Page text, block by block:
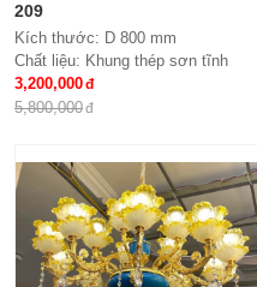
209
Kích thước: D 800 mm
Chất liệu: Khung thép sơn tĩnh
điện, meka, hạt pha lê
Đèn: Led siêu tiết kiệm điện đổi
3,200,000
5,800,000